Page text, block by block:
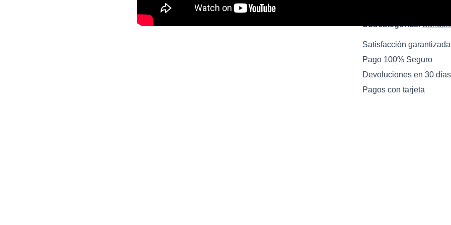
Subcategorias:
Satisfacción garantizada
Pago 100% Seguro
Devoluciones en 30 días
Pagos con tarjeta